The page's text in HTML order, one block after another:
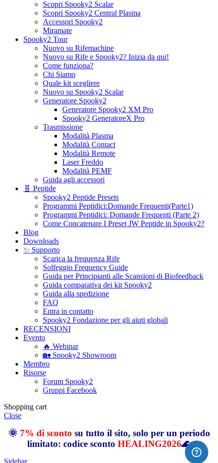
Scopri Spooky2 Scalar
Scopri Spooky2 Central Plasma
Accessori Spooky2
Miramate
Spooky2 Tour
Nuovo su Rifemachine
Nuovo su Rife e Spooky2? Inizia da qui!
Come funziona?
Chi Siamo
Quale kit scegliere
Nuovo su Spooky2 Scalar
Generatore Spooky2
Generatore Spooky2 XM Pro
Spooky2 GeneratoreX Pro
Trasmissione
Modalità Plasma
Modalità Contact
Modalità Remote
Laser Freddo
Modalità PEMF
Guida agli accessori
🧬 Peptide
Spooky2 Peptide Presets
Programmi Peptidici:Domande Frequenti(Parte1)
Programmi Peptidici: Domande Frequenti (Parte 2)
Come Concatenare I Preset JW Peptide in Spooky2?
Blog
Downloads
✨ Supporto
Scarica la frequenza Rife
Solfeggio Frequency Guide
Guida per Principianti alle Scansioni di Biofeedback
Guida comparativa dei kit Spooky2
Guida alla spedizione
FAQ
Entra in contatto
Spooky2 Fondazione per gli aiuti globali
RECENSIONI
Evento
🔥 Webinar
🏡 Spooky2 Showroom
Membro
Risorse
Forum Spooky2
Gruppi Facebook
Shopping cart
Close
🌞 7% di sconto su tutto il sito, solo per un periodo
limitato: codice sconto HEALING2026🌊
Sidebar